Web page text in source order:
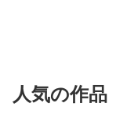
人気の作品